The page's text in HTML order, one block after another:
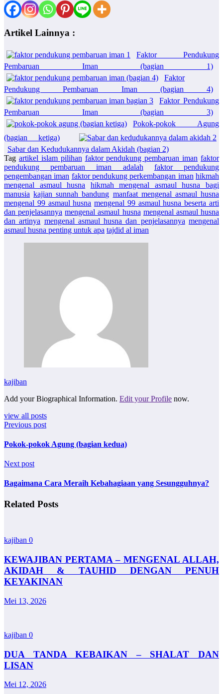
Artikel Lainnya :
Faktor Pendukung
Pembaruan Iman (bagian 1)
Faktor
Pendukung Pembaruan Iman (bagian 4)
Faktor Pendukung
Pembaruan Iman (bagian 3)
Pokok-pokok Agung
(bagian ketiga)
Sabar dan Kedudukannya dalam Akidah (bagian 2)
Tag artikel islam pilihan faktor pendukung pembaruan iman faktor
pendukung pembaruan iman adalah
faktor pendukung
pengembangan iman faktor pendukung perkembangan iman hikmah
mengenal asmaul husna
hikmah mengenal asmaul husna bagi
manusia kajian sunnah bandung manfaat mengenal asmaul husna
mengenal 99 asmaul husna mengenal 99 asmaul husna beserta arti
dan penjelasannya mengenal asmaul husna mengenal asmaul husna
dan artinya mengenal asmaul husna dan penjelasannya mengenal
asmaul husna penting untuk apa tajdid al iman
kajiban
Add your Biographical Information. Edit your Profile now.
view all posts
Previous post
Pokok-pokok Agung (bagian kedua)
Next post
Bagaimana Cara Meraih Kebahagiaan yang Sesungguhnya?
Related Posts
kajiban 0
KEWAJIBAN PERTAMA – MENGENAL ALLAH,
AKIDAH & TAUHID DENGAN PENUH
KEYAKINAN
Mei 13, 2026
kajiban 0
DUA TANDA KEBAIKAN – SHALAT DAN
LISAN
Mei 12, 2026